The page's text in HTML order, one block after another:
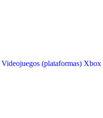
Videojuegos (plataformas) Xbox